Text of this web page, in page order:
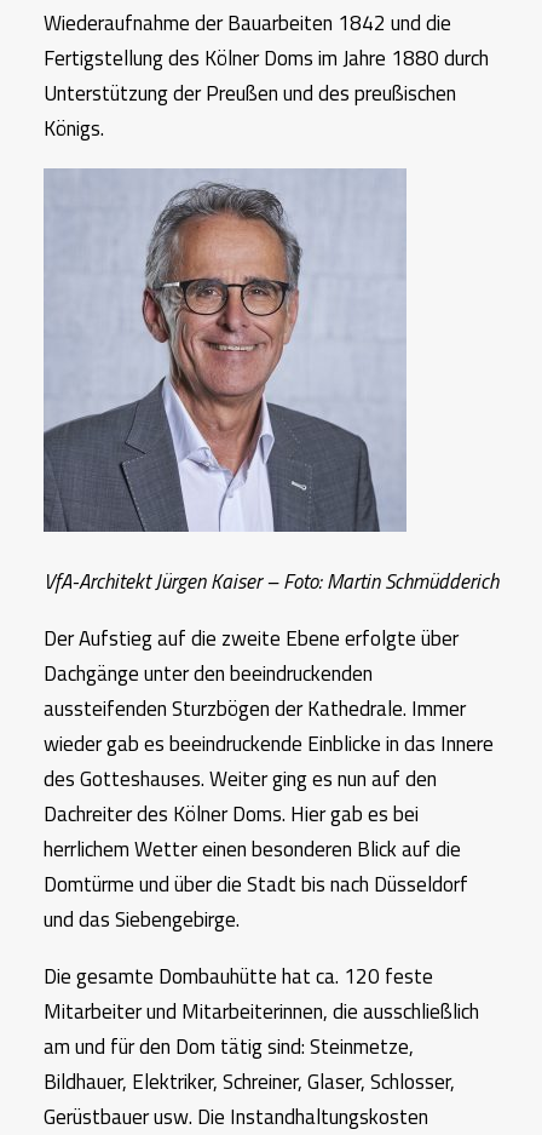
Wiederaufnahme der Bauarbeiten 1842 und die
Fertigstellung des Kölner Doms im Jahre 1880 durch
Unterstützung der Preußen und des preußischen
Königs.
VfA-Architekt Jürgen Kaiser – Foto: Martin Schmüdderich
Der Aufstieg auf die zweite Ebene erfolgte über
Dachgänge unter den beeindruckenden
aussteifenden Sturzbögen der Kathedrale. Immer
wieder gab es beeindruckende Einblicke in das Innere
des Gotteshauses. Weiter ging es nun auf den
Dachreiter des Kölner Doms. Hier gab es bei
herrlichem Wetter einen besonderen Blick auf die
Domtürme und über die Stadt bis nach Düsseldorf
und das Siebengebirge.
Die gesamte Dombauhütte hat ca. 120 feste
Mitarbeiter und Mitarbeiterinnen, die ausschließlich
am und für den Dom tätig sind: Steinmetze,
Bildhauer, Elektriker, Schreiner, Glaser, Schlosser,
Gerüstbauer usw. Die Instandhaltungskosten